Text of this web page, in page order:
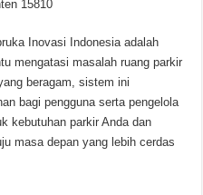
15810
Inovasi Indonesia adalah
mengatasi masalah ruang parkir
beragam, sistem ini
bagi pengguna serta pengelola
kebutuhan parkir Anda dan
masa depan yang lebih cerdas